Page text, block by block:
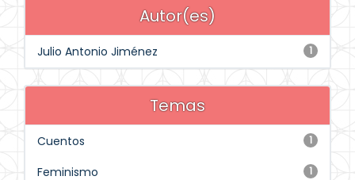
Autor(es)
1
Julio Antonio Jiménez
Temas
1
Cuentos
1
Feminismo